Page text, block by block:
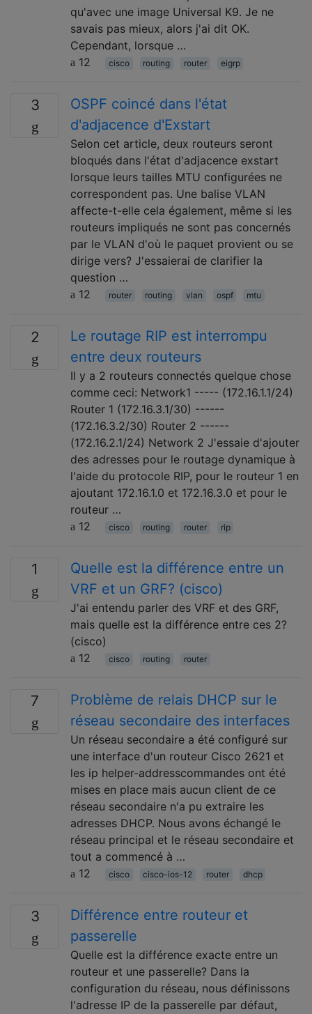
qu'avec une image Universal K9. Je ne
savais pas mieux, alors j'ai dit OK.
Cependant, lorsque …
12
cisco routing router eigrp
3
OSPF coincé dans l'état
d'adjacence d'Exstart
Selon cet article, deux routeurs seront
bloqués dans l'état d'adjacence exstart
lorsque leurs tailles MTU configurées ne
correspondent pas. Une balise VLAN
affecte-t-elle cela également, même si les
routeurs impliqués ne sont pas concernés
par le VLAN d'où le paquet provient ou se
dirige vers? J'essaierai de clarifier la
question …
12
router routing vlan ospf mtu
2
Le routage RIP est interrompu
entre deux routeurs
Il y a 2 routeurs connectés quelque chose
comme ceci: Network1 ----- (172.16.1.1/24)
Router 1 (172.16.3.1/30) ------
(172.16.3.2/30) Router 2 ------
(172.16.2.1/24) Network 2 J'essaie d'ajouter
des adresses pour le routage dynamique à
l'aide du protocole RIP, pour le routeur 1 en
ajoutant 172.16.1.0 et 172.16.3.0 et pour le
routeur …
12
cisco routing router rip
1
Quelle est la différence entre un
VRF et un GRF? (cisco)
J'ai entendu parler des VRF et des GRF,
mais quelle est la différence entre ces 2?
(cisco)
12
cisco routing router
7
Problème de relais DHCP sur le
réseau secondaire des interfaces
Un réseau secondaire a été configuré sur
une interface d'un routeur Cisco 2621 et
les ip helper-addresscommandes ont été
mises en place mais aucun client de ce
réseau secondaire n'a pu extraire les
adresses DHCP. Nous avons échangé le
réseau principal et le réseau secondaire et
tout a commencé à …
12
cisco cisco-ios-12 router dhcp
3
Différence entre routeur et
passerelle
Quelle est la différence exacte entre un
routeur et une passerelle? Dans la
configuration du réseau, nous définissons
l'adresse IP de la passerelle par défaut,